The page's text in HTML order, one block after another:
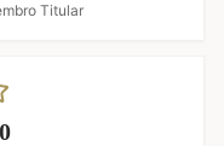
Titular